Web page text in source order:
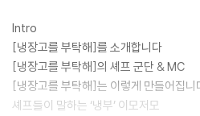
Intro
[냉장고를 부탁해]를 소개합니다
[냉장고를 부탁해]의 셰프 군단 & MC
[냉장고를 부탁해]는 이렇게 만들어집니
셰프들이 말하는 ‘냉부’ 이모저모